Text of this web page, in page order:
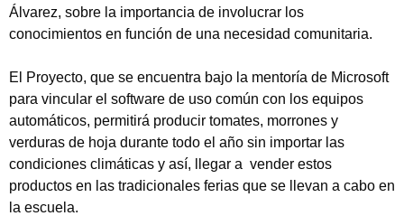
Álvarez, sobre la importancia de involucrar los
conocimientos en función de una necesidad comunitaria.
El Proyecto, que se encuentra bajo la mentoría de Microsoft
para vincular el software de uso común con los equipos
automáticos, permitirá producir tomates, morrones y
verduras de hoja durante todo el año sin importar las
condiciones climáticas y así, llegar a vender estos
productos en las tradicionales ferias que se llevan a cabo en
la escuela.